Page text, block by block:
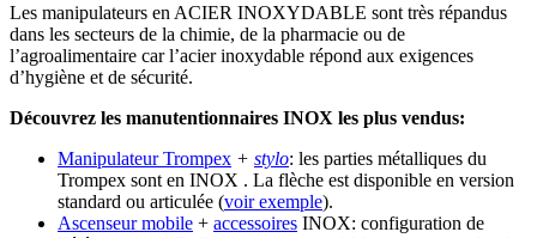
Les manipulateurs en ACIER INOXYDABLE sont très répandus
dans les secteurs de la chimie, de la pharmacie ou de
l’agroalimentaire car l’acier inoxydable répond aux exigences
d’hygiène et de sécurité.
Découvrez les manutentionnaires INOX les plus vendus:
Manipulateur Trompex + stylo: les parties métalliques du
Trompex sont en INOX . La flèche est disponible en version
standard ou articulée (voir exemple).
Ascenseur mobile + accessoires INOX: configuration de